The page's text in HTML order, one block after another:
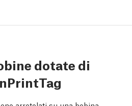
dotate di